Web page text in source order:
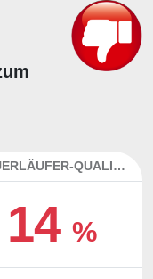
DAUERLÄUFER-QUALITÄTEN
14%